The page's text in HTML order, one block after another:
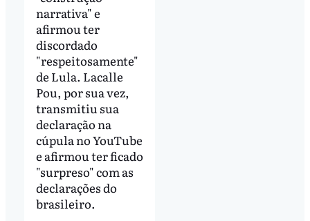
narrativa" e
afirmou ter
discordado
"respeitosamente"
de Lula. Lacalle
Pou, por sua vez,
transmitiu sua
declaração na
cúpula no YouTube
e afirmou ter ficado
"surpreso" com as
declarações do
brasileiro.